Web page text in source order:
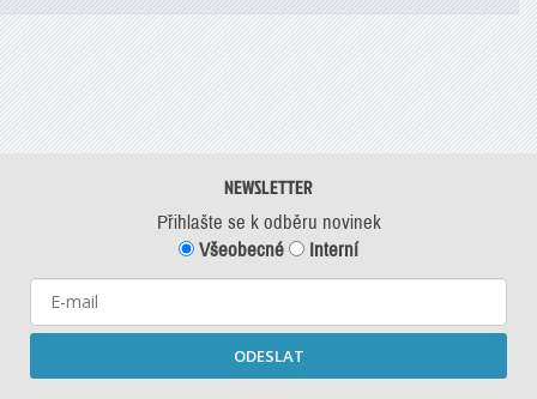
NEWSLETTER
Přihlašte se k odběru novinek
Všeobecné
Interní
ODESLAT